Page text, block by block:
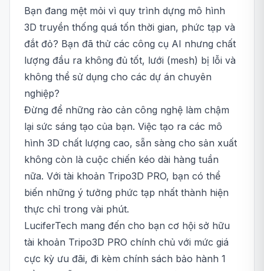
Bạn đang mệt mỏi vì quy trình dựng mô hình
3D truyền thống quá tốn thời gian, phức tạp và
đắt đỏ? Bạn đã thử các công cụ AI nhưng chất
lượng đầu ra không đủ tốt, lưới (mesh) bị lỗi và
không thể sử dụng cho các dự án chuyên
nghiệp?
Đừng để những rào cản công nghệ làm chậm
lại sức sáng tạo của bạn. Việc tạo ra các mô
hình 3D chất lượng cao, sẵn sàng cho sản xuất
không còn là cuộc chiến kéo dài hàng tuần
nữa. Với tài khoản Tripo3D PRO, bạn có thể
biến những ý tưởng phức tạp nhất thành hiện
thực chỉ trong vài phút.
LuciferTech mang đến cho bạn cơ hội sở hữu
tài khoản Tripo3D PRO chính chủ với mức giá
cực kỳ ưu đãi, đi kèm chính sách bảo hành 1